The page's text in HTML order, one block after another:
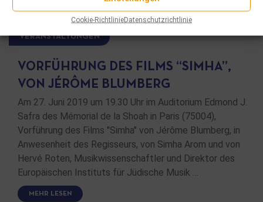
Cookie-RichtlinieDatenschutzrichtlinie
VERANSTALTUNGEN
VORFÜHRUNG DES FILMS “SIMHA”,
VON JÉRÔME BLUMBERG
Am 27. Juni 2019 um 19.30 Uhr im Auditorium Edmond J.
Safra des Mémorial de la Shoah in Paris (75004),
Vorführung des Films "Simha" von Jérôme Blumberg, in
Anwesenheit des Regisseurs, von Simha Arom und von
Hervé Roten, Musikwissenschaftler und Direktor des
Europäischen Instituts für Jüdische Musik …
MEHR LESEN